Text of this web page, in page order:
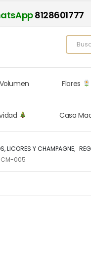
8128601777
Flores
Casa
LICORES Y CHAMPAGNE,
CM-005